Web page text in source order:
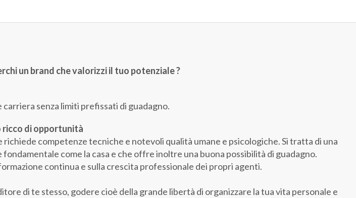
un brand che valorizzi il tuo potenziale ?
senza limiti prefissati di guadagno.
ricco di opportunità
competenze tecniche e notevoli qualità umane e psicologiche. Si tratta di una
come la casa e che offre inoltre una buona possibilità di guadagno.
continua e sulla crescita professionale dei propri agenti.
di te stesso, godere cioè della grande libertà di organizzare la tua vita personale e